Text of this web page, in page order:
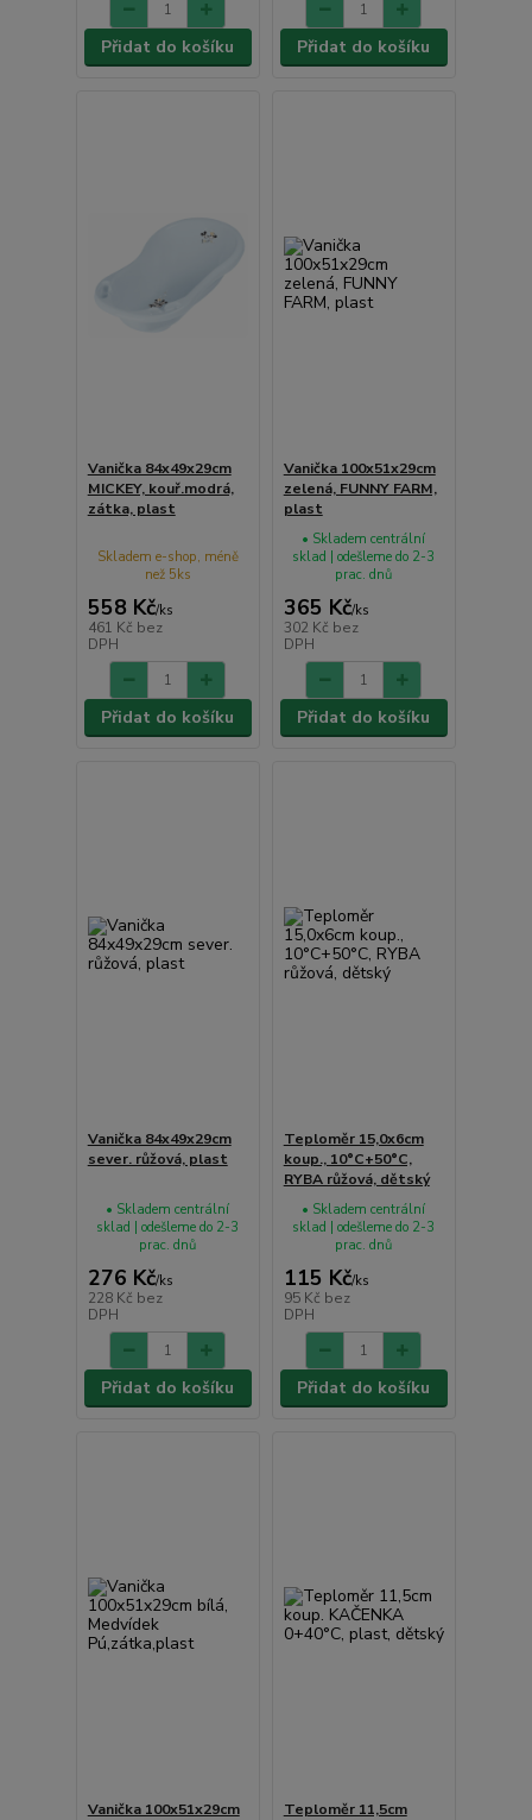
Přidat do košíku Přidat do košíku
Vanička 84x49x29cm
MICKEY, kouř.modrá,
zátka, plast
558 Kč/ks
461 Kč bez
DPH
Skladem e-shop, méně
než 5ks
Přidat do košíku
Vanička 100x51x29cm
zelená, FUNNY FARM,
plast
365 Kč/ks
302 Kč bez
DPH
• Skladem centrální
sklad | odešleme do 2-3
prac. dnů
Přidat do košíku
Vanička 84x49x29cm
sever. růžová, plast
276 Kč/ks
228 Kč bez
DPH
• Skladem centrální
sklad | odešleme do 2-3
prac. dnů
Přidat do košíku
Teploměr 15,0x6cm
koup., 10°C+50°C,
RYBA růžová, dětský
115 Kč/ks
95 Kč bez
DPH
• Skladem centrální
sklad | odešleme do 2-3
prac. dnů
Přidat do košíku
Vanička 100x51x29cm
Teploměr 11,5cm